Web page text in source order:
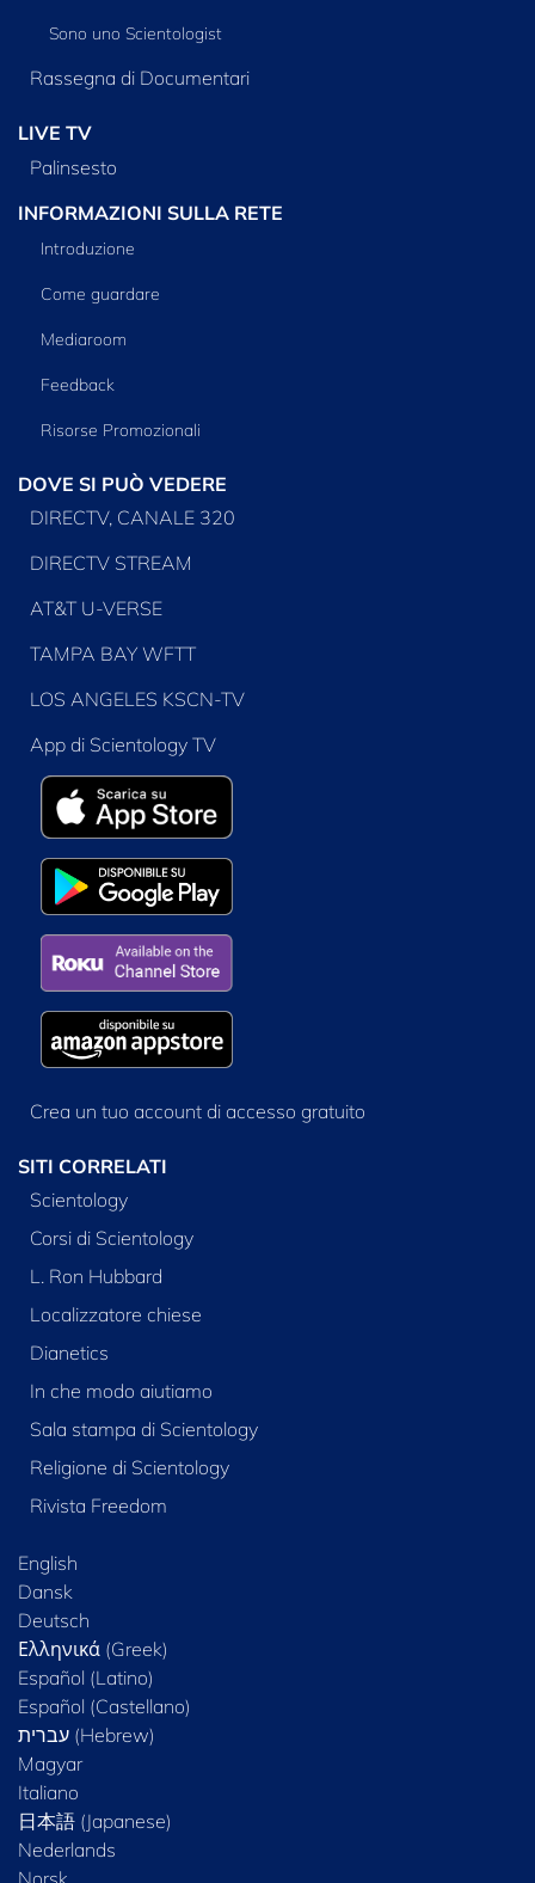
Sono uno Scientologist
Rassegna di Documentari
LIVE TV
Palinsesto
INFORMAZIONI SULLA RETE
Introduzione
Come guardare
Mediaroom
Feedback
Risorse Promozionali
DOVE SI PUÒ VEDERE
DIRECTV, CANALE 320
DIRECTV STREAM
AT&T U-VERSE
TAMPA BAY WFTT
LOS ANGELES KSCN-TV
App di Scientology TV
Crea un tuo account di accesso gratuito
SITI CORRELATI
Scientology
Corsi di Scientology
L. Ron Hubbard
Localizzatore chiese
Dianetics
In che modo aiutiamo
Sala stampa di Scientology
Religione di Scientology
Rivista Freedom
English
Dansk
Deutsch
Ελληνικά (Greek)
Español (Latino)
Español (Castellano)
Magyar
Italiano
日本語 (Japanese)
Nederlands